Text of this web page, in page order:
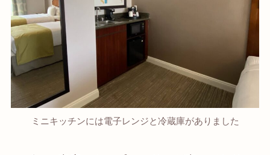
ミニキッチンには電子レンジと冷蔵庫がありました